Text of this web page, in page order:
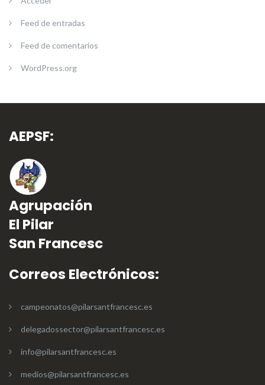
Feed de entradas
Feed de comentarios
WordPress.org
AEPSF:
Agrupación
El Pilar
San Francesc
Correos Electrónicos:
campeonatos@pilarsantfrancesc.es
delegadossector@pilarsantfrancesc.es
info@pilarsantfrancesc.es
medios@pilarsantfrancesc.es